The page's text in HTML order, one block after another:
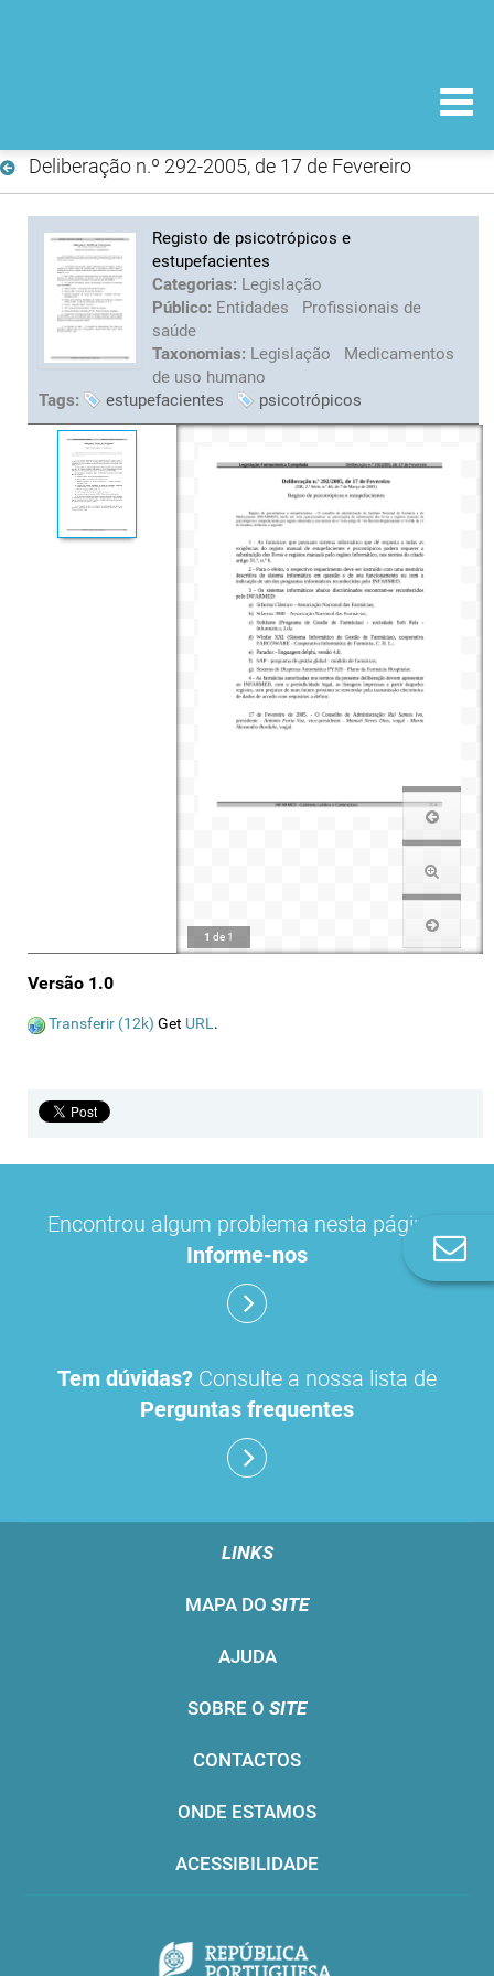
Deliberação n.º 292-2005, de 17 de Fevereiro
Registo de psicotrópicos e
estupefacientes
Categorias: Legislação
Público: Entidades
Profissionais de
saúde
Taxonomias: Legislação
Medicamentos
de uso humano
Tags:
estupefacientes psicotrópicos
1 de 1
Versão 1.0
Transferir (12k) Get URL.
Encontrou algum problema nesta página?
Informe-nos
Tem dúvidas? Consulte a nossa lista de
Perguntas frequentes
LINKS
MAPA DO SITE
AJUDA
SOBRE O SITE
CONTACTOS
ONDE ESTAMOS
ACESSIBILIDADE